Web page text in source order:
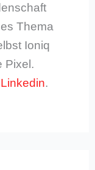
Thema
Ioniq
Pixel.
Linkedin.